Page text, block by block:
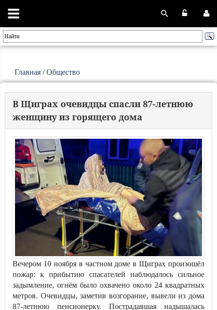
Главная /Общество
В Щиграх очевидцы спасли 87-летнюю
женщину из горящего дома
Вечером 10 ноября в частном доме в Щиграх произошёл
пожар: к прибытию спасателей наблюдалось сильное
задымление, огнём было охвачено около 24 квадратных
метров. Очевидцы, заметив возгорание, вывели из дома
87-летнюю пенсионерку. Пострадавшая надышалась